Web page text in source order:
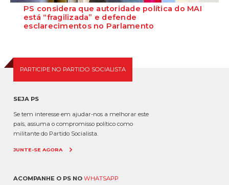
PS considera que autoridade política do MAI
está “fragilizada” e defende
esclarecimentos no Parlamento
PARTICIPE NO PARTIDO SOCIALISTA
SEJA PS
Se tem interesse em ajudar-nos a melhorar este
país, assuma o compromisso político como
militante do Partido Socialista.
JUNTE-SE AGORA
ACOMPANHE O PS NO WHATSAPP